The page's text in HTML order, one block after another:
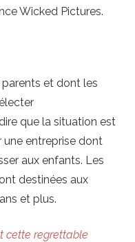
Wicked Pictures.
parents et dont les
que la situation est
entreprise dont
aux enfants. Les
destinées aux
et plus.
cette regrettable